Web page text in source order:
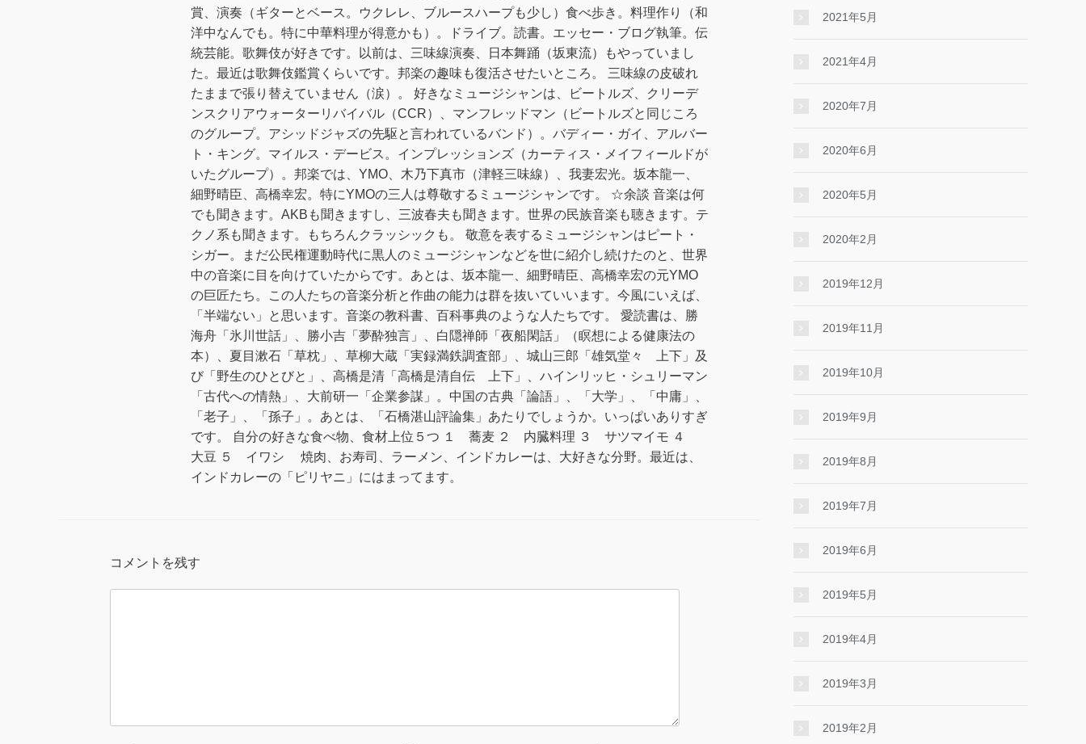
賞、演奏（ギターとベース。ウクレレ、ブルースハープも少し）食べ歩き。料理作り（和
洋中なんでも。特に中華料理が得意かも）。ドライブ。読書。エッセー・ブログ執筆。伝
統芸能。歌舞伎が好きです。以前は、三味線演奏、日本舞踊（坂東流）もやっていまし
た。最近は歌舞伎鑑賞くらいです。邦楽の趣味も復活させたいところ。 三味線の皮破れ
たままで張り替えていません（涙）。 好きなミュージシャンは、ビートルズ、クリーデ
ンスクリアウォーターリバイバル（CCR）、マンフレッドマン（ビートルズと同じころ
のグループ。アシッドジャズの先駆と言われているバンド）。バディー・ガイ、アルバー
ト・キング。マイルス・デービス。インプレッションズ（カーティス・メイフィールドが
いたグループ）。邦楽では、YMO、木乃下真市（津軽三味線）、我妻宏光。坂本龍一、
細野晴臣、高橋幸宏。特にYMOの三人は尊敬するミュージシャンです。 ☆余談 音楽は何
でも聞きます。AKBも聞きますし、三波春夫も聞きます。世界の民族音楽も聴きます。テ
クノ系も聞きます。もちろんクラッシックも。 敬意を表するミュージシャンはピート・
シガー。まだ公民権運動時代に黒人のミュージシャンなどを世に紹介し続けたのと、世界
中の音楽に目を向けていたからです。あとは、坂本龍一、細野晴臣、高橋幸宏の元YMO
の巨匠たち。この人たちの音楽分析と作曲の能力は群を抜いていいます。今風にいえば、
「半端ない」と思います。音楽の教科書、百科事典のような人たちです。 愛読書は、勝
海舟「氷川世話」、勝小吉「夢酔独言」、白隠禅師「夜船閑話」（瞑想による健康法の
本）、夏目漱石「草枕」、草柳大蔵「実録満鉄調査部」、城山三郎「雄気堂々 上下」及
び「野生のひとびと」、高橋是清「高橋是清自伝 上下」、ハインリッヒ・シュリーマン
「古代への情熱」、大前研一「企業参謀」。中国の古典「論語」、「大学」、「中庸」、
「老子」、「孫子」。あとは、「石橋湛山評論集」あたりでしょうか。いっぱいありすぎ
です。 自分の好きな食べ物、食材上位５つ １ 蕎麦 ２ 内臓料理 ３ サツマイモ ４
大豆 ５ イワシ 焼肉、お寿司、ラーメン、インドカレーは、大好きな分野。最近は、
インドカレーの「ピリヤニ」にはまってます。
コメントを残す
2021年5月
2021年4月
2020年7月
2020年6月
2020年5月
2020年2月
2019年12月
2019年11月
2019年10月
2019年9月
2019年8月
2019年7月
2019年6月
2019年5月
2019年4月
2019年3月
2019年2月